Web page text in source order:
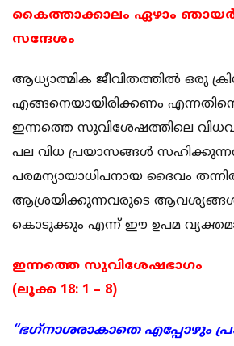
കൈത്താക്കാലം ഏഴാം
സന്ദേശം
ആധ്യാത്മിക ജീവിതത്തില്‍ ഒരു
എങ്ങനെയായിരിക്കണം
ഇന്നത്തെ സുവിശേഷത്തിലെ
പല വിധ പ്രയാസങ്ങള്‍
പരമന്യായാധിപനായ ദൈവം
ആശ്രയിക്കുന്നവരുടെ ആവശ്യങ്ങള്‍
കൊടുക്കും എന്ന് ഈ ഉപമ
ഇന്നത്തെ സുവിശേഷഭാഗം
(ലൂക്ക 18: 1 – 8)
“ഭഗ്‌നാശരാകാതെ എപ്പോഴും